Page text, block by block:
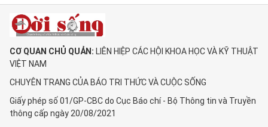
CƠ QUAN CHỦ QUẢN: LIÊN HIỆP CÁC HỘI KHOA HỌC VÀ KỸ THUẬT
VIỆT NAM
CHUYÊN TRANG CỦA BÁO TRI THỨC VÀ CUỘC SỐNG
Giấy phép số 01/GP-CBC do Cục Báo chí - Bộ Thông tin và Truyền
thông cấp ngày 20/08/2021